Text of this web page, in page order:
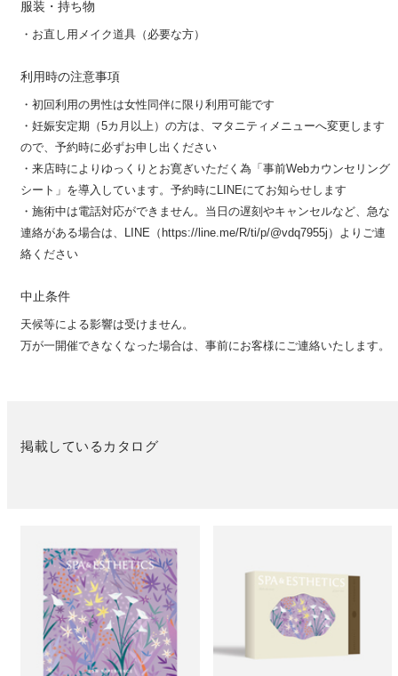
服装・持ち物
・お直し用メイク道具（必要な方）
利用時の注意事項
・初回利用の男性は女性同伴に限り利用可能です
・妊娠安定期（5カ月以上）の方は、マタニティメニューへ変更します
ので、予約時に必ずお申し出ください
・来店時によりゆっくりとお寛ぎいただく為「事前Webカウンセリング
シート」を導入しています。予約時にLINEにてお知らせします
・施術中は電話対応ができません。当日の遅刻やキャンセルなど、急な
連絡がある場合は、LINE（https://line.me/R/ti/p/@vdq7955j）よりご連
絡ください
中止条件
天候等による影響は受けません。
万が一開催できなくなった場合は、事前にお客様にご連絡いたします。
掲載しているカタログ